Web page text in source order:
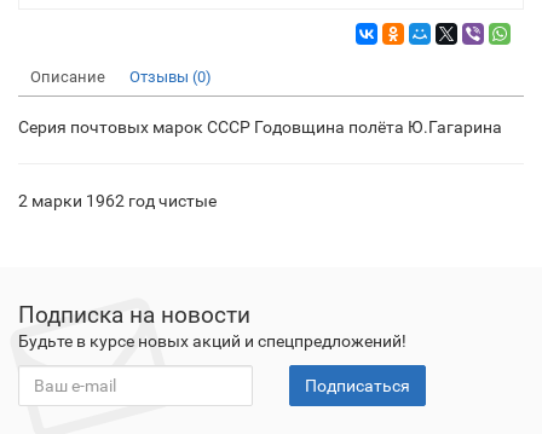
Описание Отзывы (0)
Серия почтовых марок СССР Годовщина полёта Ю.Гагарина
2 марки 1962 год чистые
Подписка на новости
Будьте в курсе новых акций и спецпредложений!
Подписаться